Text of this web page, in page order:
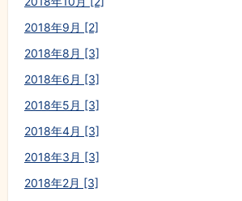
2018年9月 [2]
2018年8月 [3]
2018年6月 [3]
2018年5月 [3]
2018年4月 [3]
2018年3月 [3]
2018年2月 [3]